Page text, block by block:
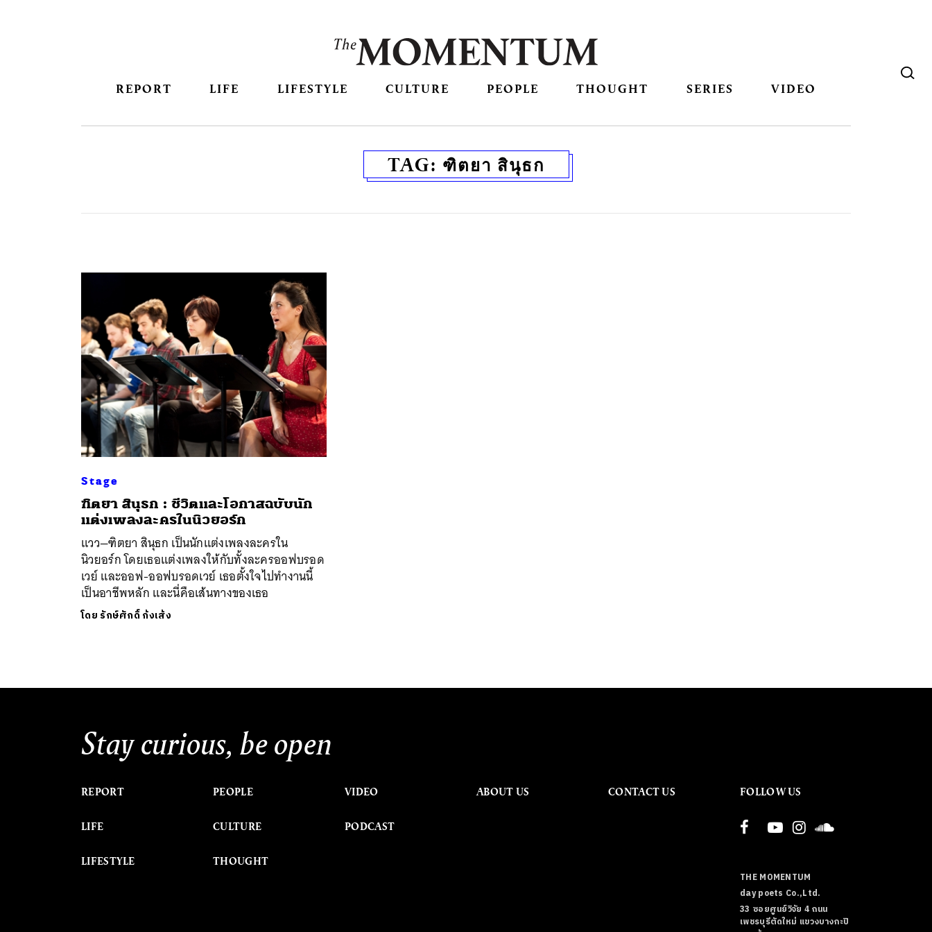
REPORT LIFE LIFESTYLE CULTURE PEOPLE THOUGHT SERIES VIDEO
TAG: ฑิตยา สินุธก
Stage
ฑิตยา สินุธก : ชีวิตและโอกาสฉบับนัก
แต่งเพลงละครในนิวยอร์ก
แวว—ฑิตยา สินุธก เป็นนักแต่งเพลงละครใน
นิวยอร์ก โดยเธอแต่งเพลงให้กับทั้งละครออฟบรอด
เวย์ และออฟ-ออฟบรอดเวย์ เธอตั้งใจไปทำงานนี้
เป็นอาชีพหลัก และนี่คือเส้นทางของเธอ
โดย รักษ์ศักดิ์ ก้งเส้ง
Stay curious, be open
REPORT
LIFE
LIFESTYLE
PEOPLE
CULTURE
THOUGHT
VIDEO
PODCAST
ABOUT US CONTACT US FOLLOW US
THE MOMENTUM
day poets Co.,Ltd.
33 ซอยศูนย์วิจัย 4 ถนน
เพชรบุรีตัดใหม่ แขวงบางกะปิ